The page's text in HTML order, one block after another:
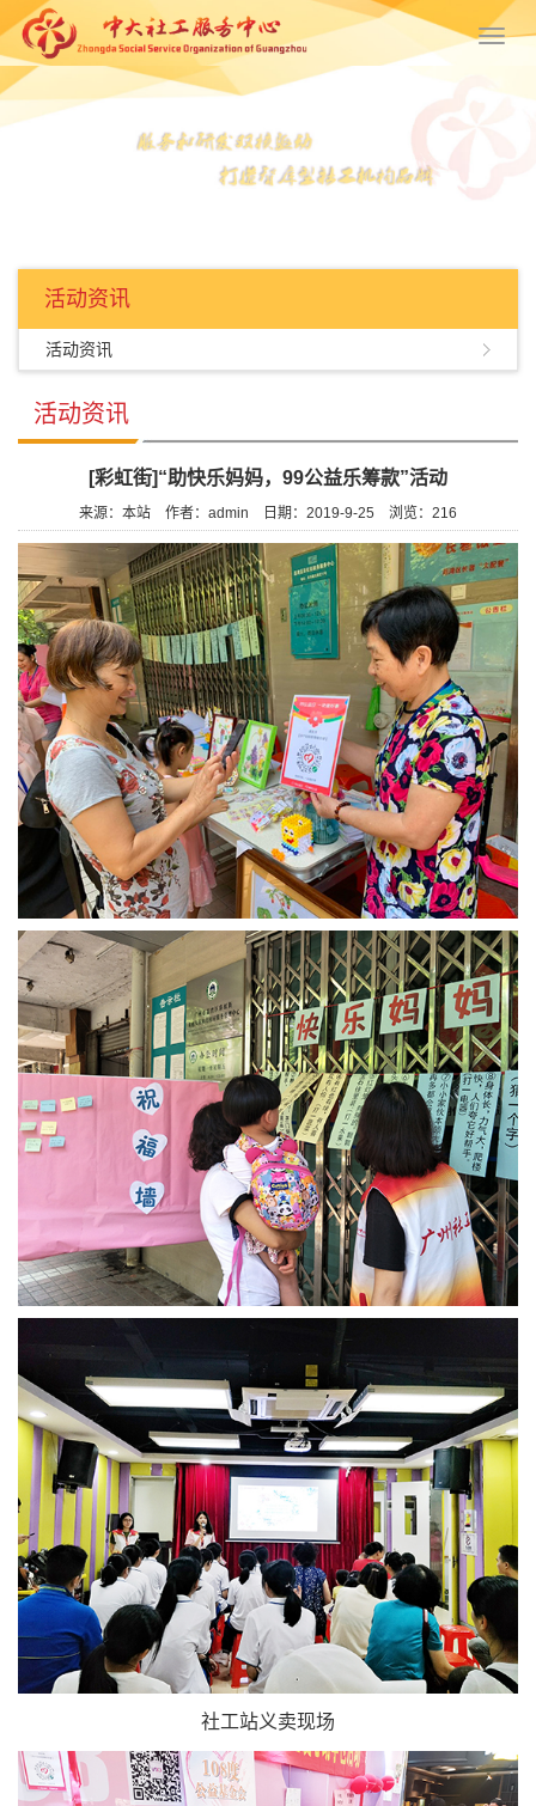
活动资讯
活动资讯
活动资讯
[彩虹街]“助快乐妈妈，99公益乐筹款”活动
来源：本站 作者：admin 日期：2019-9-25 浏览： 216
社工站义卖现场